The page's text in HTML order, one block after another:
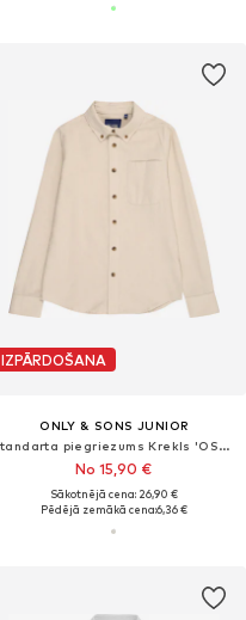
IZPĀRDOŠANA
ONLY & SONS JUNIOR
Standarta piegriezums Krekls 'OSJGUDMUND'
No 15,90 €
Sākotnējā cena: 26,90 €
Pēdējā zemākā cena:6,36 €